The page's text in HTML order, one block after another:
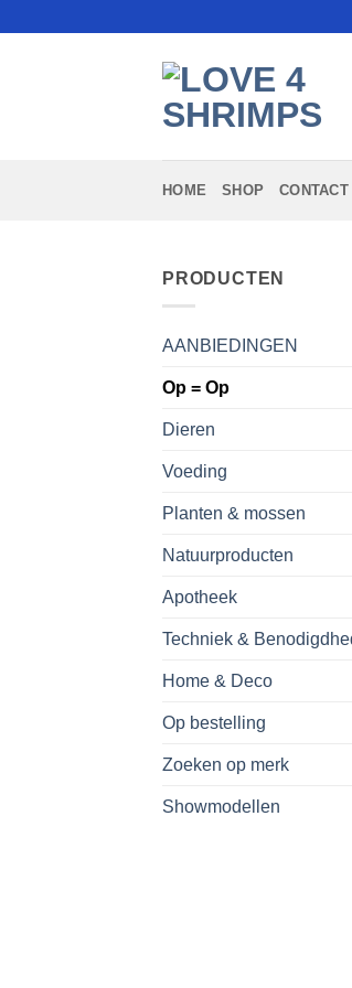
HOME SHOP CONTACT
PRODUCTEN
AANBIEDINGEN
Op = Op
Dieren
Voeding
Planten & mossen
Natuurproducten
Apotheek
Techniek &
Home & Deco
Op bestelling
Zoeken op merk
Showmodellen